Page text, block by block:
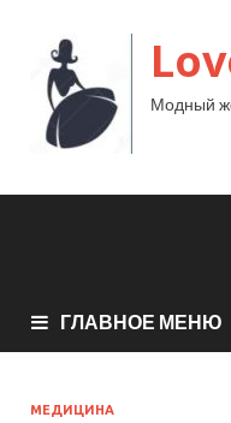
Модный
ГЛАВНОЕ МЕНЮ
МЕДИЦИНА